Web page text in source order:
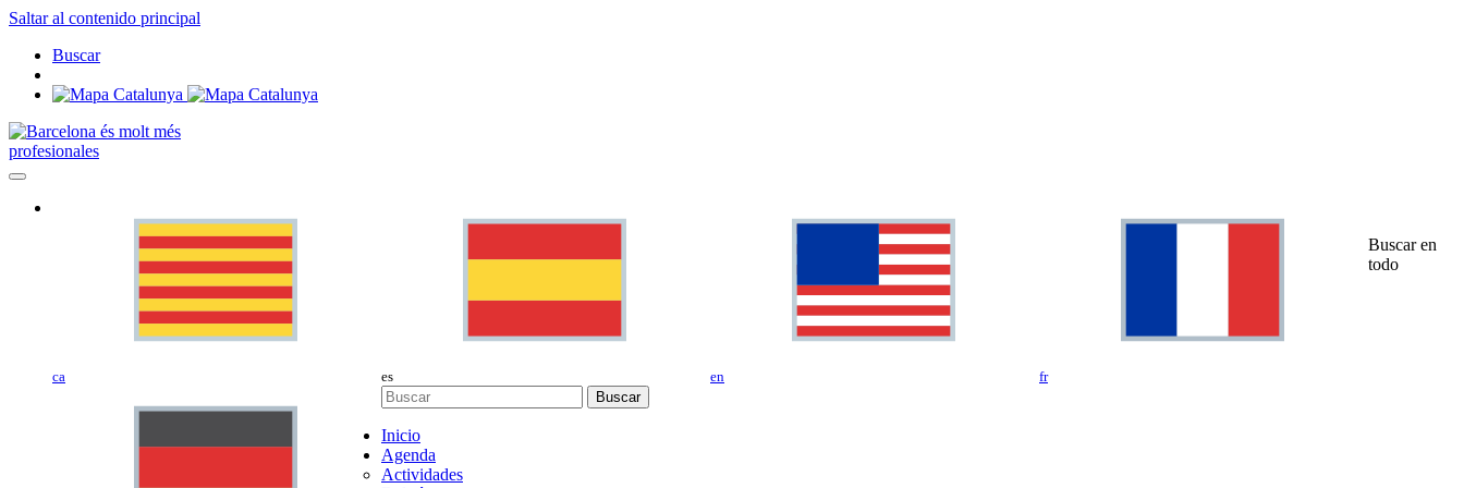
Saltar al contenido principal
Buscar
profesionales
ca es en fr
Buscar en
todo
Buscar
Inicio
Agenda
Actividades